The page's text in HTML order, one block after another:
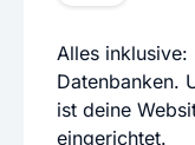
Alles inklusive:
Datenbanken.
ist deine
eingerichtet.